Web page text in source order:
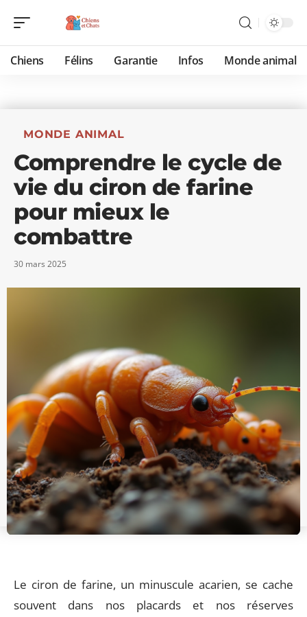
Chiens Félins Garantie Infos Monde animal
MONDE ANIMAL
Comprendre le cycle de
vie du ciron de farine
pour mieux le
combattre
30 mars 2025
Le ciron de farine, un minuscule acarien, se cache
souvent dans nos placards et nos réserves